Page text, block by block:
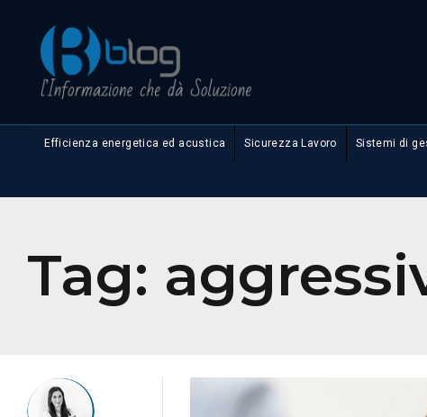
Efficienza energetica ed acustica Sicurezza Lavoro Sistemi di
Tag: